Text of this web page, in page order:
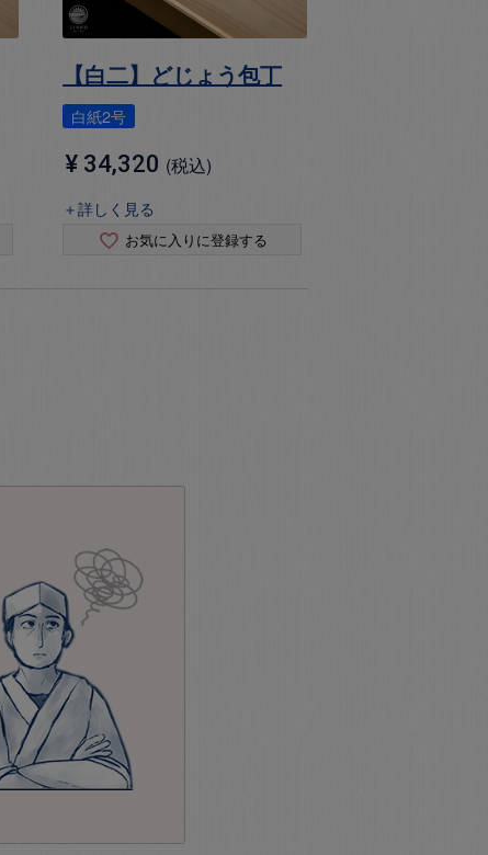
【白二】どじょう包丁
白紙2号
¥ 34,320 税込
＋詳しく見る
お気に入りに登録する